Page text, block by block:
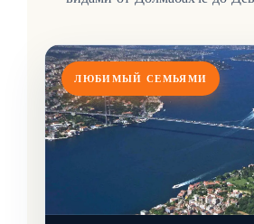
ЛЮБИМЫЙ СЕМЬЯМИ